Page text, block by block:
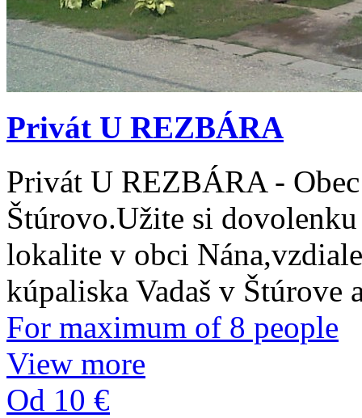
Privát U REZBÁRA
Privát U REZBÁRA -
Štúrovo.Užite si
lokalite v obci
kúpaliska Vadaš v Štúrove
For maximum of 8 people
View more
Od 10 €